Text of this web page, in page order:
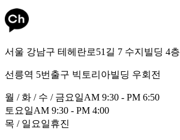
서울 강남구 테헤란로51길 7 수지빌딩 4층
선릉역 5번출구 빅토리아빌딩 우회전
월 / 화 / 수 / 금요일AM 9:30 - PM 6:50
토요일AM 9:30 - PM 4:00
목 / 일요일휴진